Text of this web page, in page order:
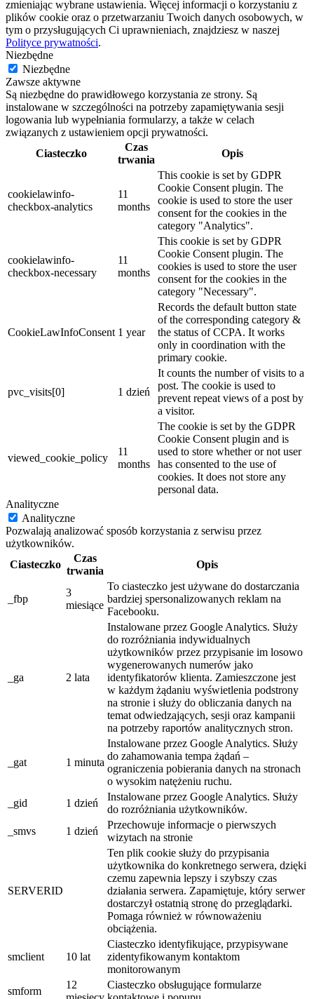
zmieniając wybrane ustawienia. Więcej informacji o korzystaniu z
plików cookie oraz o przetwarzaniu Twoich danych osobowych, w
tym o przysługujących Ci uprawnieniach, znajdziesz w naszej
Polityce prywatności.
Niezbędne
Niezbędne
Zawsze aktywne
Są niezbędne do prawidłowego korzystania ze strony. Są
instalowane w szczególności na potrzeby zapamiętywania sesji
logowania lub wypełniania formularzy, a także w celach
związanych z ustawieniem opcji prywatności.
Ciasteczko
Czas
trwania
Opis
cookielawinfo-
checkbox-analytics
11
months
This cookie is set by GDPR
Cookie Consent plugin. The
cookie is used to store the user
consent for the cookies in the
category "Analytics".
cookielawinfo-
checkbox-necessary
11
months
This cookie is set by GDPR
Cookie Consent plugin. The
cookies is used to store the user
consent for the cookies in the
category "Necessary".
CookieLawInfoConsent 1 year
Records the default button state
of the corresponding category &
the status of CCPA. It works
only in coordination with the
primary cookie.
pvc_visits[0] 1 dzień
It counts the number of visits to a
post. The cookie is used to
prevent repeat views of a post by
a visitor.
viewed_cookie_policy
11
months
The cookie is set by the GDPR
Cookie Consent plugin and is
used to store whether or not user
has consented to the use of
cookies. It does not store any
personal data.
Analityczne
Analityczne
Pozwalają analizować sposób korzystania z serwisu przez
użytkowników.
Ciasteczko
Czas
trwania
Opis
_fbp
3
miesiące
To ciasteczko jest używane do dostarczania
bardziej spersonalizowanych reklam na
Facebooku.
_ga 2 lata
Instalowane przez Google Analytics. Służy
do rozróżniania indywidualnych
użytkowników przez przypisanie im losowo
wygenerowanych numerów jako
identyfikatorów klienta. Zamieszczone jest
w każdym żądaniu wyświetlenia podstrony
na stronie i służy do obliczania danych na
temat odwiedzających, sesji oraz kampanii
na potrzeby raportów analitycznych stron.
_gat 1 minuta
Instalowane przez Google Analytics. Służy
do zahamowania tempa żądań –
ograniczenia pobierania danych na stronach
o wysokim natężeniu ruchu.
_gid
1 dzień
Instalowane przez Google Analytics. Służy
do rozróżniania użytkowników.
_smvs
1 dzień
Przechowuje informacje o pierwszych
wizytach na stronie
SERVERID
Ten plik cookie służy do przypisania
użytkownika do konkretnego serwera, dzięki
czemu zapewnia lepszy i szybszy czas
działania serwera. Zapamiętuje, który serwer
dostarczył ostatnią stronę do przeglądarki.
Pomaga również w równoważeniu
obciążenia.
smclient 10 lat
Ciasteczko identyfikujące, przypisywane
zidentyfikowanym kontaktom
monitorowanym
smform
12
Ciasteczko obsługujące formularze